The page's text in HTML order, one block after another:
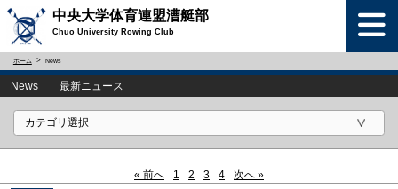
中央大学体育連盟漕艇部
Chuo University Rowing Club
ホーム News
News 最新ニュース
« 前へ 1 2 3 4 次へ »